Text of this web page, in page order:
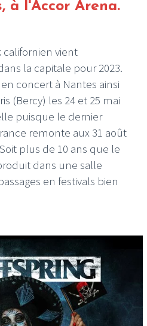
à l'Accor Arena.
vient
la capitale pour 2023.
concert à Nantes ainsi
(Bercy) les 24 et 25 mai
puisque le dernier
remonte aux 31 août
plus de 10 ans que le
dans une salle
en festivals bien